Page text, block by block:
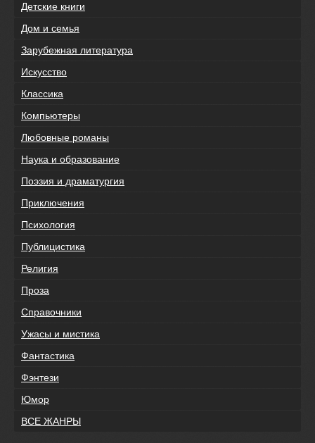
Детские книги
Дом и семья
Зарубежная литература
Искусство
Классика
Компьютеры
Любовные романы
Наука и образование
Поэзия и драматургия
Приключения
Психология
Публицистика
Религия
Проза
Справочники
Ужасы и мистика
Фантастика
Фэнтези
Юмор
ВСЕ ЖАНРЫ